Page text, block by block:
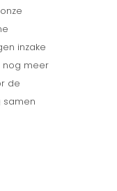
inzake
nog meer
de
samen